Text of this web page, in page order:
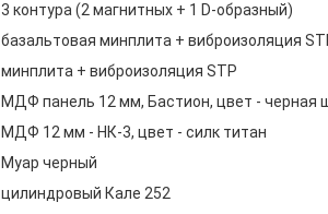
3 контура (2 магнитных + 1 D-образный)
базальтовая минплита + виброизоляция
минплита + виброизоляция STP
МДФ панель 12 мм, Бастион, цвет - черная
МДФ 12 мм - НК-3, цвет - силк титан
Муар черный
цилиндровый Кале 252